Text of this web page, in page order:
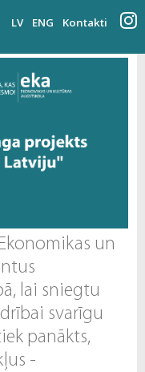
LV ENG Kontakti
un
lai sniegtu
svarīgu
panākts,
-